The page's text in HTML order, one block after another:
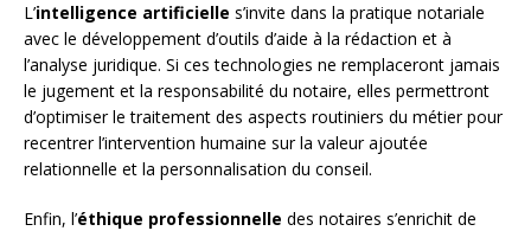
L’intelligence artificielle s’invite dans la pratique notariale
avec le développement d’outils d’aide à la rédaction et à
l’analyse juridique. Si ces technologies ne remplaceront jamais
le jugement et la responsabilité du notaire, elles permettront
d’optimiser le traitement des aspects routiniers du métier pour
recentrer l’intervention humaine sur la valeur ajoutée
relationnelle et la personnalisation du conseil.
Enfin, l’éthique professionnelle des notaires s’enrichit de